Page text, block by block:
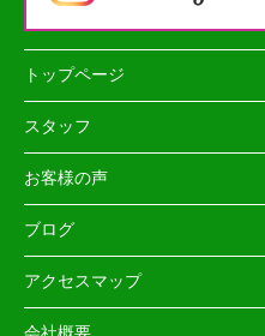
トップページ
スタッフ
お客様の声
ブログ
アクセスマップ